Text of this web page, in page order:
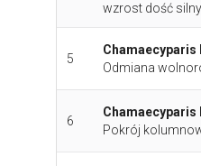
wzrost dość
5
Chamaecyparis
Odmiana
6
Chamaecyparis
Pokrój